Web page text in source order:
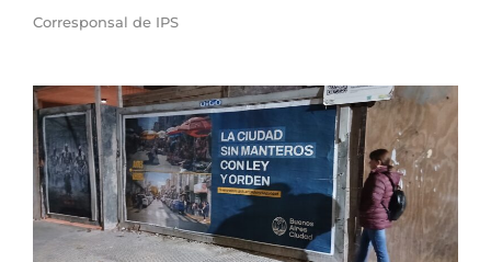
Corresponsal de IPS